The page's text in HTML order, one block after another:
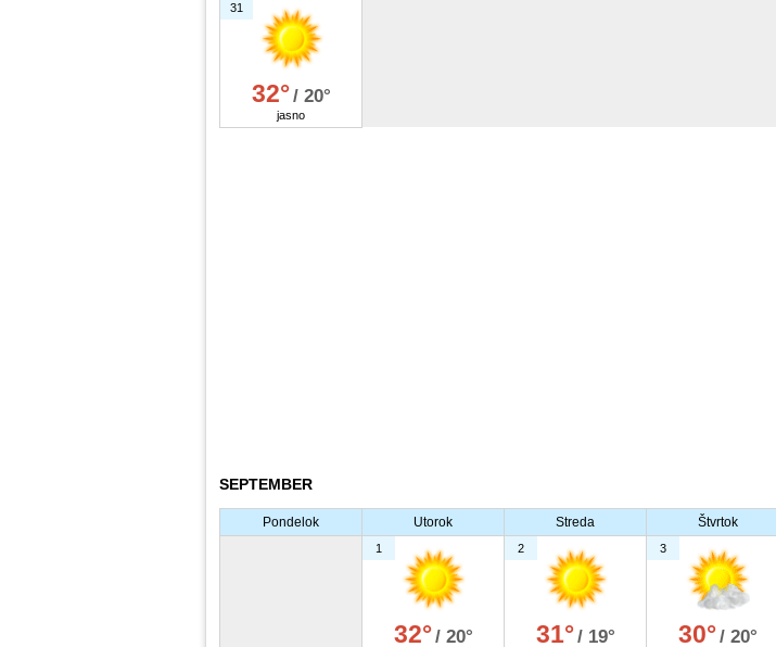
31
32°/ 20°
jasno
SEPTEMBER
Pondelok Utorok Streda Štvrtok
1
32°/ 20°
2
31°/ 19°
3
30°/ 20°